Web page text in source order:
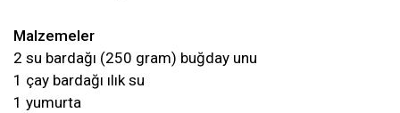
Malzemeler
2 su bardağı (250 gram) buğday unu
1 çay bardağı ılık su
1 yumurta